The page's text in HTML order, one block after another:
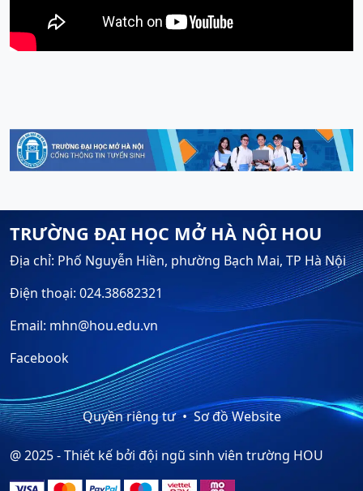
TRƯỜNG ĐẠI HỌC MỞ HÀ NỘI HOU
Địa chỉ: Phố Nguyễn Hiền, phường Bạch Mai, TP Hà Nội
Điện thoại: 024.38682321
Email: mhn@hou.edu.vn
Facebook
Quyền riêng tư Sơ đồ Website
@ 2025 - Thiết kế bởi đội ngũ sinh viên trường HOU